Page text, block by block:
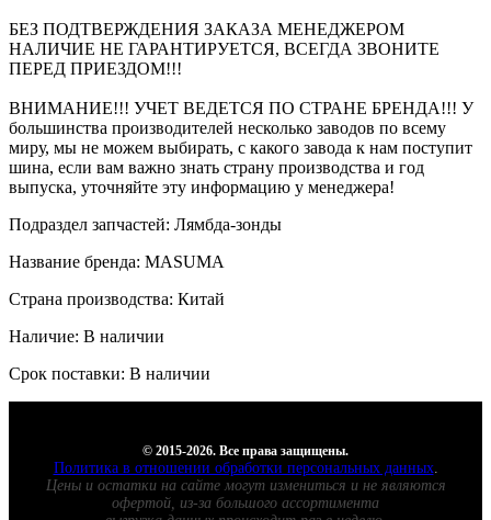
БЕЗ ПОДТВЕРЖДЕНИЯ ЗАКАЗА МЕНЕДЖЕРОМ
НАЛИЧИЕ НЕ ГАРАНТИРУЕТСЯ, ВСЕГДА ЗВОНИТЕ
ПЕРЕД ПРИЕЗДОМ!!!
ВНИМАНИЕ!!! УЧЕТ ВЕДЕТСЯ ПО СТРАНЕ БРЕНДА!!! У
большинства производителей несколько заводов по всему
миру, мы не можем выбирать, с какого завода к нам поступит
шина, если вам важно знать страну производства и год
выпуска, уточняйте эту информацию у менеджера!
Подраздел запчастей: Лямбда-зонды
Название бренда: MASUMA
Страна производства: Китай
Наличие: В наличии
Срок поставки: В наличии
© 2015-2026. Все права защищены.
Политика в отношении обработки персональных данных.
Цены и остатки на сайте могут измениться и не являются
офертой, из-за большого ассортимента